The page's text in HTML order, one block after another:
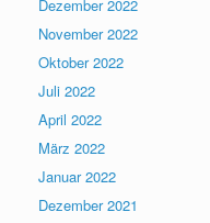
Dezember 2022
November 2022
Oktober 2022
Juli 2022
April 2022
März 2022
Januar 2022
Dezember 2021